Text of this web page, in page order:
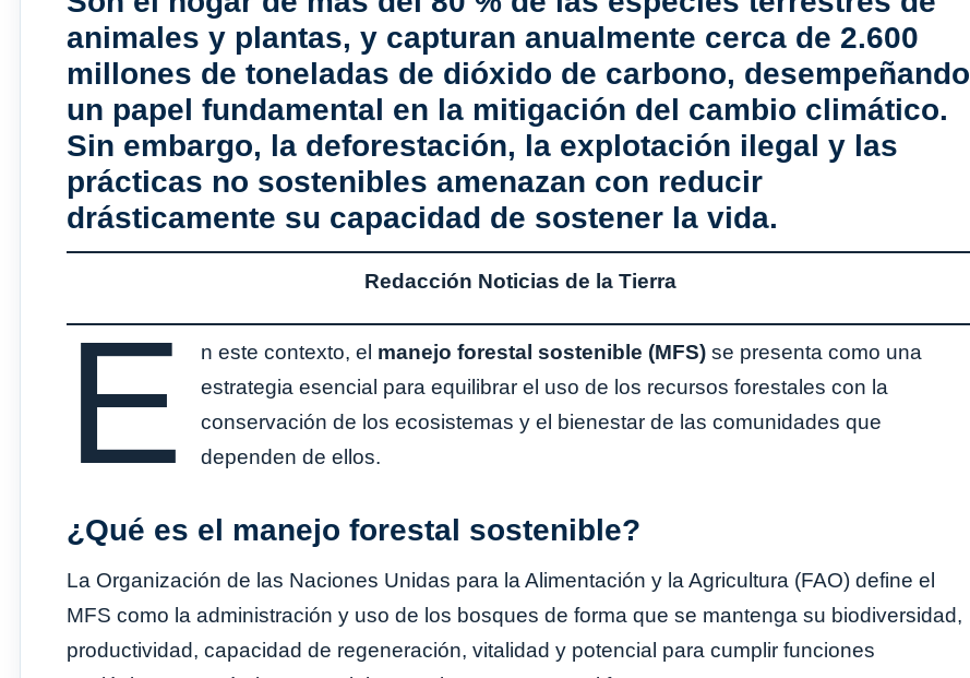
animales y plantas, y capturan anualmente cerca de 2.600
millones de toneladas de dióxido de carbono, desempeñando
un papel fundamental en la mitigación del cambio climático.
Sin embargo, la deforestación, la explotación ilegal y las
prácticas no sostenibles amenazan con reducir
drásticamente su capacidad de sostener la vida.
Redacción Noticias de la Tierra
E n este contexto, el manejo forestal sostenible (MFS)se presenta como una
estrategia esencial para equilibrar el uso de los recursos forestales con la
conservación de los ecosistemas y el bienestar de las comunidades que
dependen de ellos.
¿Qué es el manejo forestal sostenible?
La Organización de las Naciones Unidas para la Alimentación y la Agricultura (FAO) define el
MFS como la administración y uso de los bosques de forma que se mantenga su biodiversidad,
productividad, capacidad de regeneración, vitalidad y potencial para cumplir funciones